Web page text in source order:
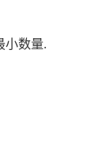
小数量.